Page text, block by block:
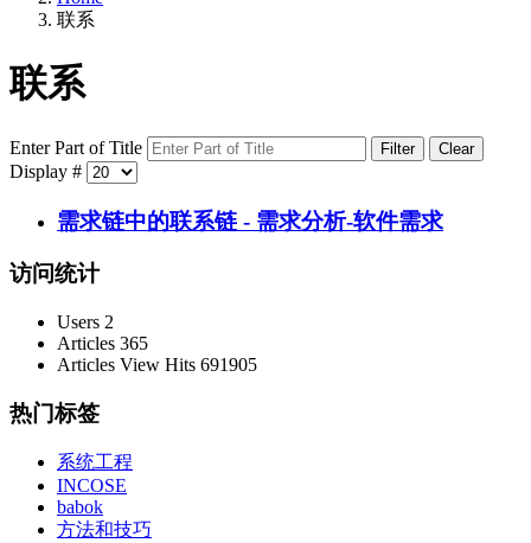
联系
联系
Enter Part of Title Filter Clear
Display #
需求链中的联系链 - 需求分析-软件需求
访问统计
Users 2
Articles 365
Articles View Hits 691905
热门标签
系统工程
INCOSE
babok
方法和技巧